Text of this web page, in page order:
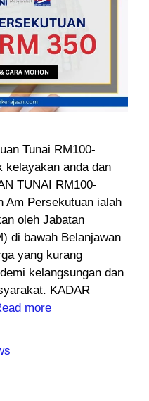
Tunai RM100-
kelayakan anda dan
TUNAI RM100-
Persekutuan ialah
oleh Jabatan
di bawah Belanjawan
yang kurang
kelangsungan dan
KADAR
more